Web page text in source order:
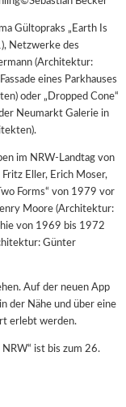
Gültopraks „Earth Is
Netzwerke des
(Architektur:
eines Parkhauses
oder „Dropped Cone“
Neumarkt Galerie in
im NRW-Landtag von
Eller, Erich Moser,
Forms“ von 1979 vor
Moore (Architektur:
von 1969 bis 1972
Günter
Auf der neuen App
der Nähe und über eine
erlebt werden.
ist bis zum 26.